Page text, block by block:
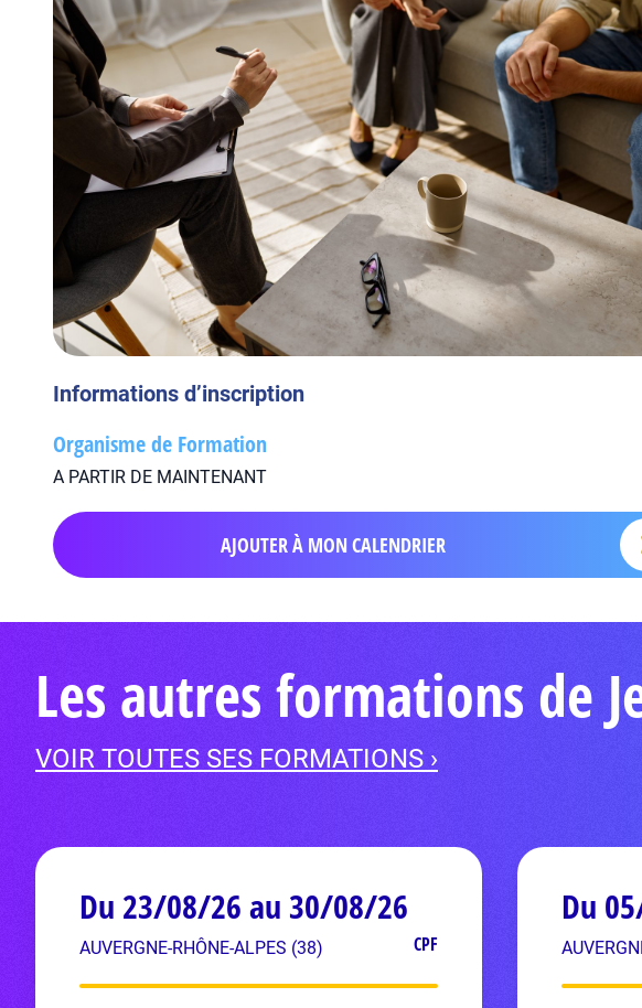
Informations d’inscription
Organisme de Formation
A PARTIR DE MAINTENANT
AJOUTER À MON CALENDRIER
Les autres formations de
VOIR TOUTES SES FORMATIONS ›
Du 23/08/26 au 30/08/26
AUVERGNE-RHÔNE-ALPES (38) CPF
Du